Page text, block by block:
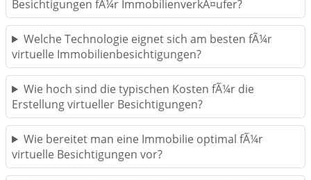
Besichtigungen fÃ¼r ImmobilienverkÃ¤ufer?
Welche Technologie eignet sich am besten fÃ¼r
virtuelle Immobilienbesichtigungen?
Wie hoch sind die typischen Kosten fÃ¼r die
Erstellung virtueller Besichtigungen?
Wie bereitet man eine Immobilie optimal fÃ¼r
virtuelle Besichtigungen vor?